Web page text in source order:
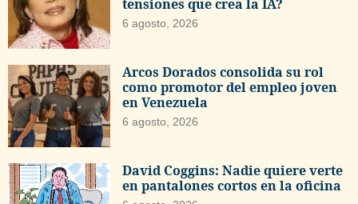
tensiones que crea la IA?
6 agosto, 2026
Arcos Dorados consolida su rol
como promotor del empleo joven
en Venezuela
6 agosto, 2026
David Coggins: Nadie quiere verte
en pantalones cortos en la oficina